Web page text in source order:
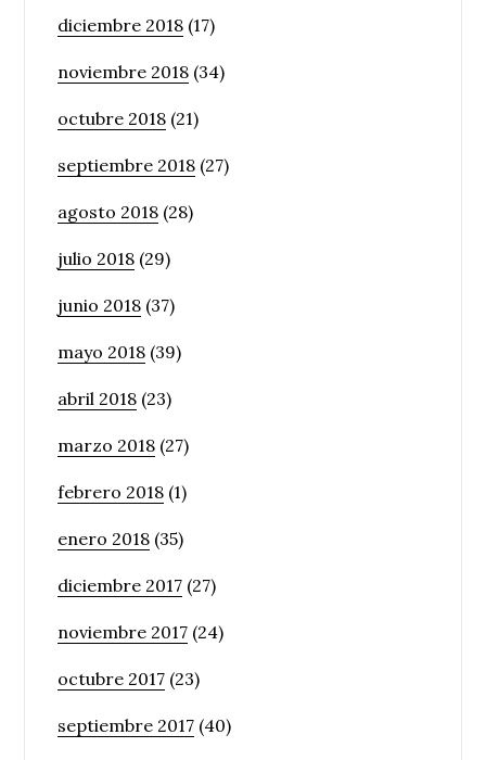
diciembre 2018 (17)
noviembre 2018 (34)
octubre 2018 (21)
septiembre 2018 (27)
agosto 2018 (28)
julio 2018 (29)
junio 2018 (37)
mayo 2018 (39)
abril 2018 (23)
marzo 2018 (27)
febrero 2018 (1)
enero 2018 (35)
diciembre 2017 (27)
noviembre 2017 (24)
octubre 2017 (23)
septiembre 2017 (40)